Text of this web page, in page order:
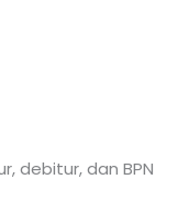
debitur, dan BPN